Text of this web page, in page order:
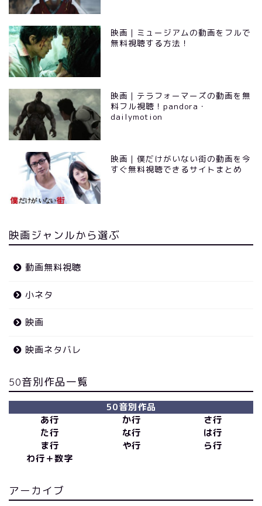
映画｜ミュージアムの動画をフルで
無料視聴する方法！
映画｜テラフォーマーズの動画を無
料フル視聴！pandora・
dailymotion
映画｜僕だけがいない街の動画を今
すぐ無料視聴できるサイトまとめ
映画ジャンルから選ぶ
動画無料視聴
小ネタ
映画
映画ネタバレ
50音別作品一覧
50音別作品
あ行
か行
さ行
た行
な行
は行
ま行
や行
ら行
わ行＋数字
アーカイブ